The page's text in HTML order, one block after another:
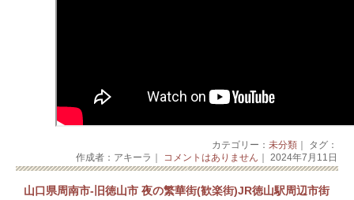
カテゴリー： 未分類｜ タグ：
作成者：アキーラ｜ コメントはありません ｜ 2024年7月11日
山口県周南市-旧徳山市 夜の繁華街(歓楽街)JR徳山駅周辺市街